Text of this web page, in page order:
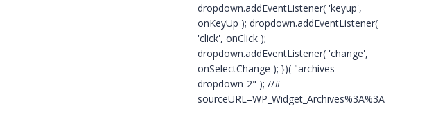
dropdown.addEventListener( 'keyup',
onKeyUp ); dropdown.addEventListener(
'click', onClick );
dropdown.addEventListener( 'change',
onSelectChange ); })( "archives-
dropdown-2" ); //#
sourceURL=WP_Widget_Archives%3A%3Awidget